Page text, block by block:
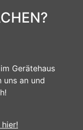
Gerätehaus
uns an und